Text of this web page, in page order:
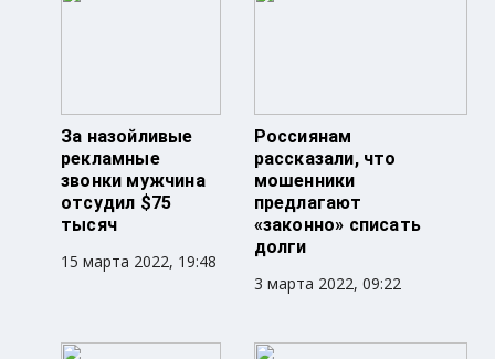
За назойливые
рекламные
звонки мужчина
отсудил $75
тысяч
15 марта 2022, 19:48
Россиянам
рассказали, что
мошенники
предлагают
«законно» списать
долги
3 марта 2022, 09:22